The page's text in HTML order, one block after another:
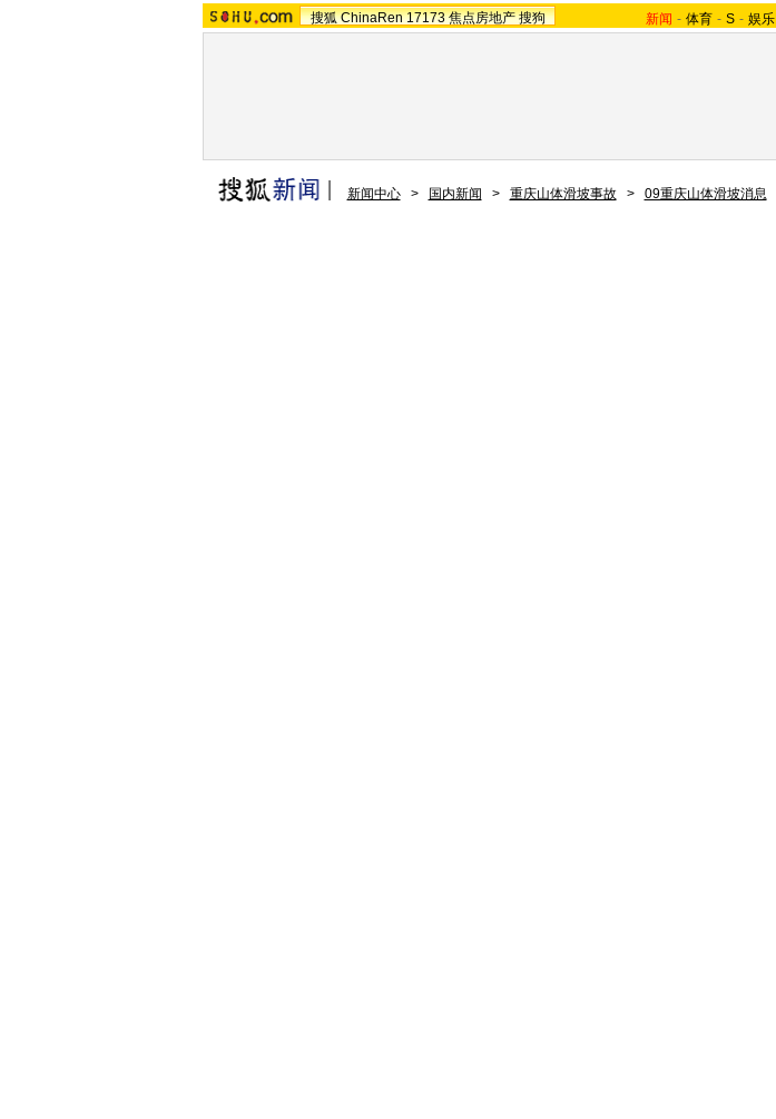
搜狐 ChinaRen 17173 焦点房地产 搜狗 新闻 - 体育 - S - 娱乐
新闻中心 > 国内新闻 > 重庆山体滑坡事故 > 09重庆山体滑坡消息